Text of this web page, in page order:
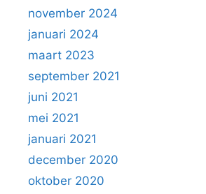
november 2024
januari 2024
maart 2023
september 2021
juni 2021
mei 2021
januari 2021
december 2020
oktober 2020